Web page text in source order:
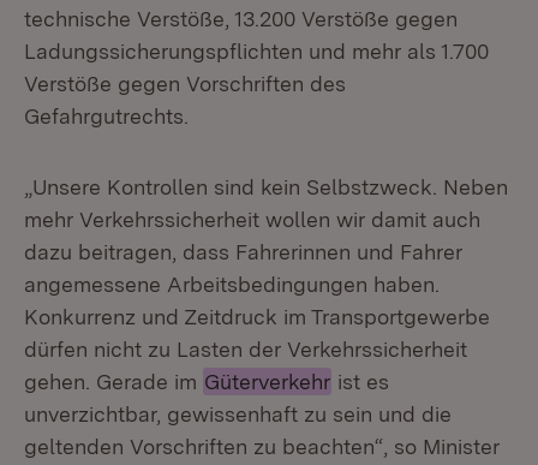
technische Verstöße, 13.200 Verstöße gegen
Ladungssicherungspflichten und mehr als 1.700
Verstöße gegen Vorschriften des
Gefahrgutrechts.
„Unsere Kontrollen sind kein Selbstzweck. Neben
mehr Verkehrssicherheit wollen wir damit auch
dazu beitragen, dass Fahrerinnen und Fahrer
angemessene Arbeitsbedingungen haben.
Konkurrenz und Zeitdruck im Transportgewerbe
dürfen nicht zu Lasten der Verkehrssicherheit
gehen. Gerade im Güterverkehr ist es
unverzichtbar, gewissenhaft zu sein und die
geltenden Vorschriften zu beachten“, so Minister